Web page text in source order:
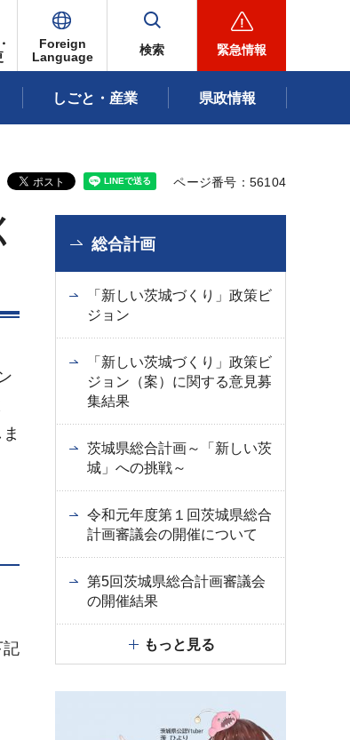
Foreign
Language
検索 緊急情報
しごと・産業 県政情報
ページ番号：56104
記
総合計画
「新しい茨城づくり」政策ビ
ジョン
「新しい茨城づくり」政策ビ
ジョン（案）に関する意見募
集結果
茨城県総合計画～「新しい茨
城」への挑戦～
令和元年度第１回茨城県総合
計画審議会の開催について
第5回茨城県総合計画審議会
の開催結果
もっと見る